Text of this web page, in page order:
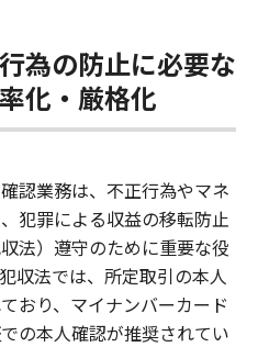
為の防止に必要な
化・厳格化
認業務は、不正行為やマネ
犯罪による収益の移転防止
法）遵守のために重要な役
収法では、所定取引の本人
おり、マイナンバーカード
の本人確認が推奨されてい